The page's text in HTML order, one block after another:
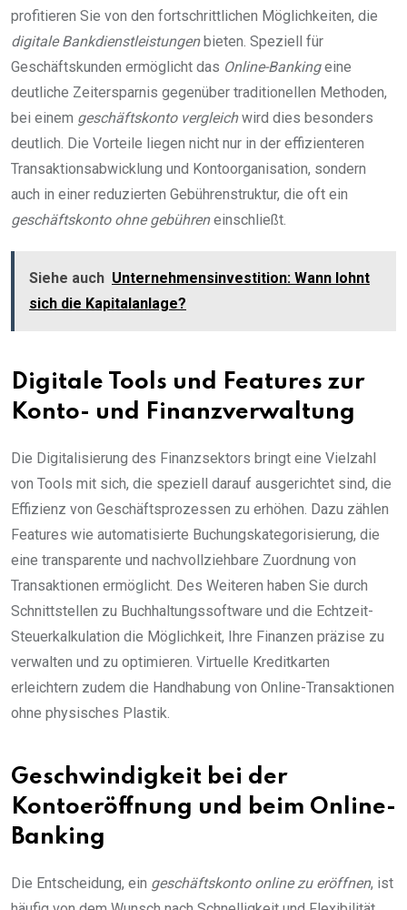
profitieren Sie von den fortschrittlichen Möglichkeiten, die
digitale Bankdienstleistungenbieten. Speziell für
Geschäftskunden ermöglicht das Online-Bankingeine
deutliche Zeitersparnis gegenüber traditionellen Methoden,
bei einem geschäftskonto vergleichwird dies besonders
deutlich. Die Vorteile liegen nicht nur in der effizienteren
Transaktionsabwicklung und Kontoorganisation, sondern
auch in einer reduzierten Gebührenstruktur, die oft ein
geschäftskonto ohne gebühreneinschließt.
Siehe auch Unternehmensinvestition: Wann lohnt
sich die Kapitalanlage?
Digitale Tools und Features zur
Konto- und Finanzverwaltung
Die Digitalisierung des Finanzsektors bringt eine Vielzahl
von Tools mit sich, die speziell darauf ausgerichtet sind, die
Effizienz von Geschäftsprozessen zu erhöhen. Dazu zählen
Features wie automatisierte Buchungskategorisierung, die
eine transparente und nachvollziehbare Zuordnung von
Transaktionen ermöglicht. Des Weiteren haben Sie durch
Schnittstellen zu Buchhaltungssoftware und die Echtzeit-
Steuerkalkulation die Möglichkeit, Ihre Finanzen präzise zu
verwalten und zu optimieren. Virtuelle Kreditkarten
erleichtern zudem die Handhabung von Online-Transaktionen
ohne physisches Plastik.
Geschwindigkeit bei der
Kontoeröffnung und beim Online-
Banking
Die Entscheidung, ein geschäftskonto online zu eröffnen, ist